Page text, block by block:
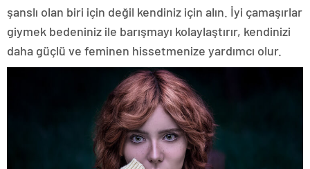
şanslı olan biri için değil kendiniz için alın. İyi çamaşırlar
giymek bedeniniz ile barışmayı kolaylaştırır, kendinizi
daha güçlü ve feminen hissetmenize yardımcı olur.